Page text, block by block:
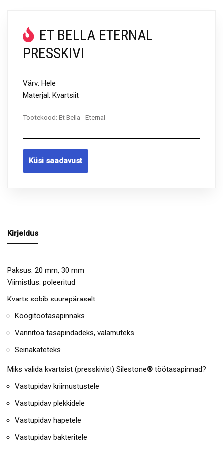
ET BELLA ETERNAL
PRESSKIVI
Värv: Hele
Materjal: Kvartsiit
Tootekood: Et Bella - Eternal
Küsi saadavust
Kirjeldus
Paksus: 20 mm, 30 mm
Viimistlus: poleeritud
Kvarts sobib suurepäraselt:
Köögitöötasapinnaks
Vannitoa tasapindadeks, valamuteks
Seinakateteks
Miks valida kvartsist (presskivist) Silestone® töötasapinnad?
Vastupidav kriimustustele
Vastupidav plekkidele
Vastupidav hapetele
Vastupidav bakteritele